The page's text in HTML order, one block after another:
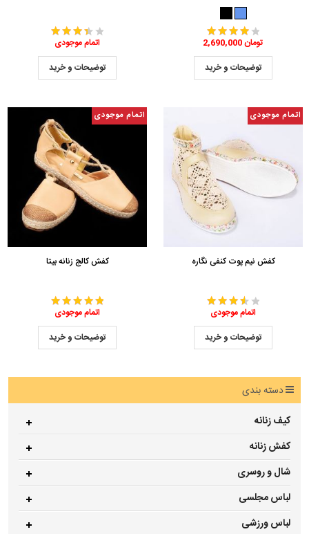
2,690,000 تومان
توضیحات و خرید
اتمام موجودی
توضیحات و خرید
اتمام موجودی
کفش نیم پوت کنفی نگاره
اتمام موجودی
توضیحات و خرید
اتمام موجودی
کفش کالج زنانه بیتا
اتمام موجودی
توضیحات و خرید
دسته بندی
کیف زنانه
کفش زنانه
شال و روسری
لباس مجلسی
لباس ورزشی